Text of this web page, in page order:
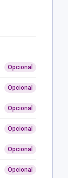
Opcional
Opcional
Opcional
Opcional
Opcional
Opcional